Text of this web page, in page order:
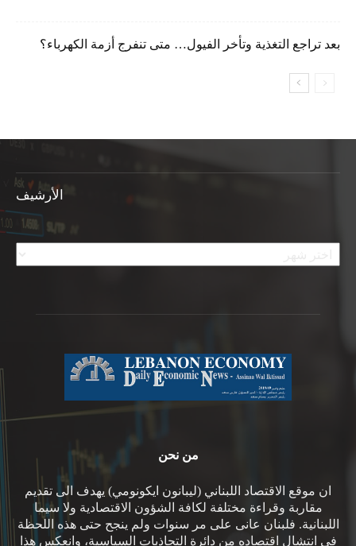
بعد تراجع التغذية وتأخر الفيول… متى تنفرج أزمة الكهرباء؟
الأرشيف
الأرشيف
من نحن
ان موقع الاقتصاد اللبناني (ليبانون ايكونومي) يهدف الى تقديم
مقاربة وقراءة مختلفة لكافة الشؤون الاقتصادية ولا سيما
اللبنانية. فلبنان عانى على مر سنوات ولم ينجح حتى هذه اللحظة
في انتشال اقتصاده من دائرة التجاذبات السياسية، وانعكس هذا